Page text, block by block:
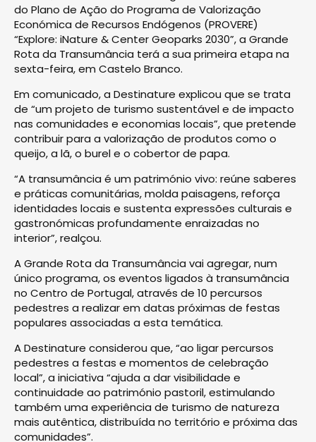
do Plano de Ação do Programa de Valorização
Económica de Recursos Endógenos (PROVERE)
“Explore: iNature & Center Geoparks 2030”, a Grande
Rota da Transumância terá a sua primeira etapa na
sexta-feira, em Castelo Branco.
Em comunicado, a Destinature explicou que se trata
de “um projeto de turismo sustentável e de impacto
nas comunidades e economias locais”, que pretende
contribuir para a valorização de produtos como o
queijo, a lã, o burel e o cobertor de papa.
“A transumância é um património vivo: reúne saberes
e práticas comunitárias, molda paisagens, reforça
identidades locais e sustenta expressões culturais e
gastronómicas profundamente enraizadas no
interior”, realçou.
A Grande Rota da Transumância vai agregar, num
único programa, os eventos ligados à transumância
no Centro de Portugal, através de 10 percursos
pedestres a realizar em datas próximas de festas
populares associadas a esta temática.
A Destinature considerou que, “ao ligar percursos
pedestres a festas e momentos de celebração
local”, a iniciativa “ajuda a dar visibilidade e
continuidade ao património pastoril, estimulando
também uma experiência de turismo de natureza
mais autêntica, distribuída no território e próxima das
comunidades”.